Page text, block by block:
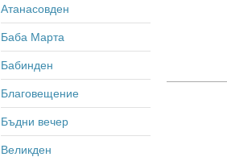
Атанасовден
Баба Марта
Бабинден
Благовещение
Бъдни вечер
Великден